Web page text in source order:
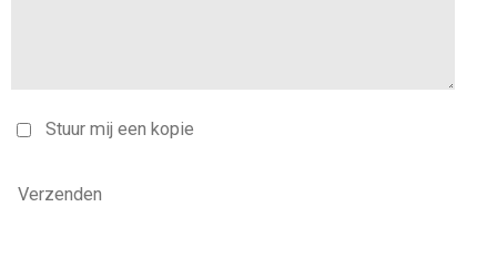
Stuur mij een kopie
Verzenden